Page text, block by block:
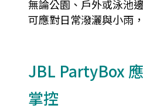
無論公園、戶外或泳池
可應對日常潑灑與小雨
JBL PartyBox
掌控